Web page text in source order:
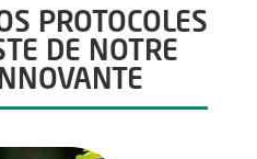
PROTOCOLES
DE NOTRE